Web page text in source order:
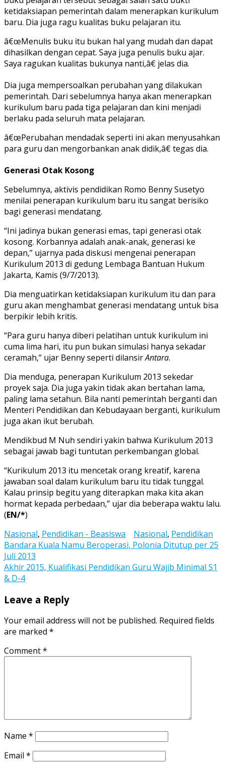
ketidaksiapan pemerintah dalam menerapkan kurikulum
baru. Dia juga ragu kualitas buku pelajaran itu.
â€œMenulis buku itu bukan hal yang mudah dan dapat
dihasilkan dengan cepat. Saya juga penulis buku ajar.
Saya ragukan kualitas bukunya nanti,â€ jelas dia.
Dia juga mempersoalkan perubahan yang dilakukan
pemerintah. Dari sebelumnya hanya akan menerapkan
kurikulum baru pada tiga pelajaran dan kini menjadi
berlaku pada seluruh mata pelajaran.
â€œPerubahan mendadak seperti ini akan menyusahkan
para guru dan mengorbankan anak didik,â€ tegas dia.
Generasi Otak Kosong
Sebelumnya, aktivis pendidikan Romo Benny Susetyo
menilai penerapan kurikulum baru itu sangat berisiko
bagi generasi mendatang.
“Ini jadinya bukan generasi emas, tapi generasi otak
kosong. Korbannya adalah anak-anak, generasi ke
depan,” ujarnya pada diskusi mengenai penerapan
Kurikulum 2013 di gedung Lembaga Bantuan Hukum
Jakarta, Kamis (9/7/2013).
Dia menguatirkan ketidaksiapan kurikulum itu dan para
guru akan menghambat generasi mendatang untuk bisa
berpikir lebih kritis.
“Para guru hanya diberi pelatihan untuk kurikulum ini
cuma lima hari, itu pun bukan simulasi hanya sekadar
ceramah,” ujar Benny seperti dilansirAntara.
Dia menduga, penerapan Kurikulum 2013 sekedar
proyek saja. Dia juga yakin tidak akan bertahan lama,
paling lama setahun. Bila nanti pemerintah berganti dan
Menteri Pendidikan dan Kebudayaan berganti, kurikulum
juga akan ikut berubah.
Mendikbud M Nuh sendiri yakin bahwa Kurikulum 2013
sebagai jawab bagi tuntutan perkembangan global.
“Kurikulum 2013 itu mencetak orang kreatif, karena
jawaban soal dalam kurikulum baru itu tidak tunggal.
Kalau prinsip begitu yang diterapkan maka kita akan
hormat kepada perbedaan,” ujar dia beberapa waktu lalu.
(EN/*)
Nasional, Pendidikan - Beasiswa Nasional, Pendidikan
Post
navigation
Bandara Kuala Namu Beroperasi, Polonia Ditutup per 25
Juli 2013
Akhir 2015, Kualifikasi Pendidikan Guru Wajib Minimal S1
& D-4
Leave a Reply
Your email address will not be published. Required fields
are marked *
Comment*
Name *
Email *